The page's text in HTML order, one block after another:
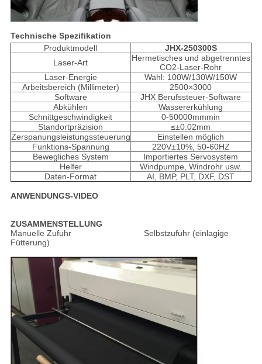
Technische Spezifikation
Produktmodell
JHX-250300S
Laser-Art
Hermetisches und abgetrenntes
CO2-Laser-Rohr
Laser-Energie
Wahl: 100W/130W/150W
Arbeitsbereich (Millimeter)
2500×3000
Software
JHX Berufssteuer-Software
Abkühlen
Wassererkühlung
Schnittgeschwindigkeit
0-50000mmmin
Standortpräzision
≤±0.02mm
Zerspanungsleistungssteuerung
Einstellen möglich
Funktions-Spannung
220V±10%, 50-60HZ
Bewegliches System
Importiertes Servosystem
Helfer
Windpumpe, Windrohr usw.
Daten-Format
AI, BMP, PLT, DXF, DST
ANWENDUNGS-VIDEO
ZUSAMMENSTELLUNG
Manuelle Zufuhr Selbstzufuhr (einlagige
Fütterung)